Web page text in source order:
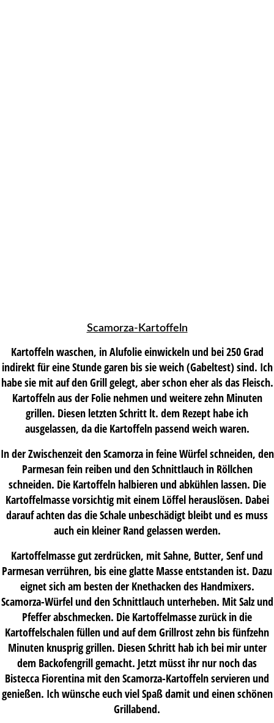
Scamorza-Kartoffeln
Kartoffeln waschen, in Alufolie einwickeln und bei 250 Grad
indirekt für eine Stunde garen bis sie weich (Gabeltest) sind. Ich
habe sie mit auf den Grill gelegt, aber schon eher als das Fleisch.
Kartoffeln aus der Folie nehmen und weitere zehn Minuten
grillen. Diesen letzten Schritt lt. dem Rezept habe ich
ausgelassen, da die Kartoffeln passend weich waren.
In der Zwischenzeit den Scamorza in feine Würfel schneiden, den
Parmesan fein reiben und den Schnittlauch in Röllchen
schneiden. Die Kartoffeln halbieren und abkühlen lassen. Die
Kartoffelmasse vorsichtig mit einem Löffel herauslösen. Dabei
darauf achten das die Schale unbeschädigt bleibt und es muss
auch ein kleiner Rand gelassen werden.
Kartoffelmasse gut zerdrücken, mit Sahne, Butter, Senf und
Parmesan verrühren, bis eine glatte Masse entstanden ist. Dazu
eignet sich am besten der Knethacken des Handmixers.
Scamorza-Würfel und den Schnittlauch unterheben. Mit Salz und
Pfeffer abschmecken. Die Kartoffelmasse zurück in die
Kartoffelschalen füllen und auf dem Grillrost zehn bis fünfzehn
Minuten knusprig grillen. Diesen Schritt hab ich bei mir unter
dem Backofengrill gemacht. Jetzt müsst ihr nur noch das
Bistecca Fiorentina mit den Scamorza-Kartoffeln servieren und
genießen. Ich wünsche euch viel Spaß damit und einen schönen
Grillabend.